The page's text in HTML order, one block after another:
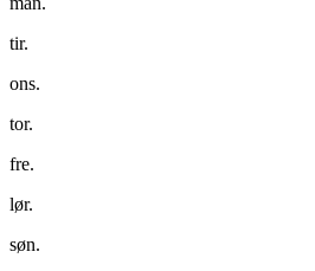
tir.
ons.
tor.
fre.
lør.
søn.